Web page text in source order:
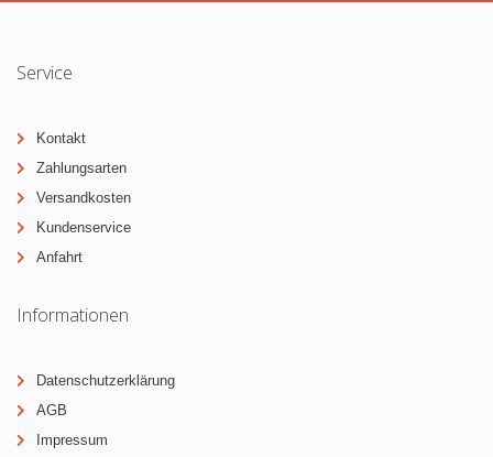
Service
Kontakt
Zahlungsarten
Versandkosten
Kundenservice
Anfahrt
Informationen
Datenschutzerklärung
AGB
Impressum